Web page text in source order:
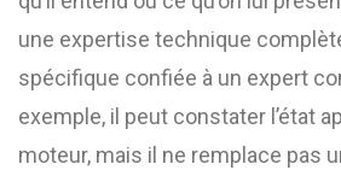
une expertise technique
spécifique confiée à un expert
exemple, il peut constater l’état
moteur, mais il ne remplace pas